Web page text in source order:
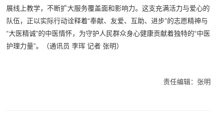
展线上教学，不断扩大服务覆盖面和影响力。这支充满活力与爱心的
队伍，正以实际行动诠释着“奉献、友爱、互助、进步”的志愿精神与
“大医精诚”的中医情怀，为守护人民群众身心健康贡献着独特的“中医
护理力量”。（通讯员 李珲 记者 张明）
责任编辑：张明